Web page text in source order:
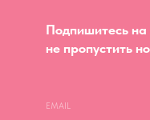
Подпишитесь
не пропустить